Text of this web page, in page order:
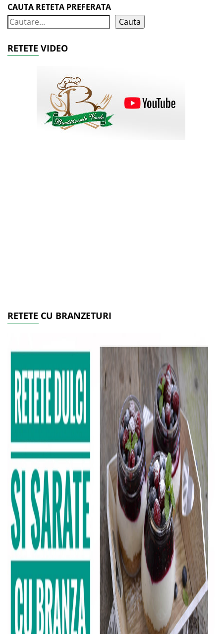
CAUTA RETETA PREFERATA
Cauta
RETETE VIDEO
RETETE CU BRANZETURI